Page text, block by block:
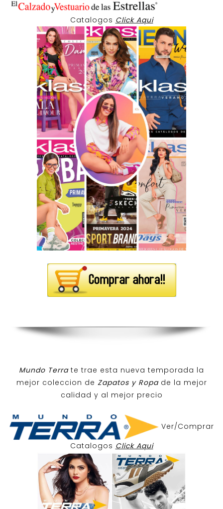
Catalogos Click Aqui
Mundo Terra te trae esta nueva temporada la
mejor coleccion de Zapatos y Ropa de la mejor
calidad y al mejor precio
Ver/Comprar
Catalogos Click Aqui